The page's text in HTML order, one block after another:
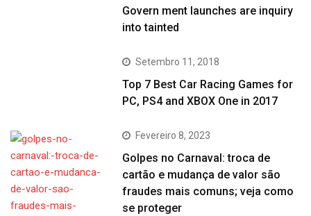
Govern ment launches are inquiry
into tainted
Setembro 11, 2018
Top 7 Best Car Racing Games for
PC, PS4 and XBOX One in 2017
Fevereiro 8, 2023
Golpes no Carnaval: troca de
cartão e mudança de valor são
fraudes mais comuns; veja como
se proteger